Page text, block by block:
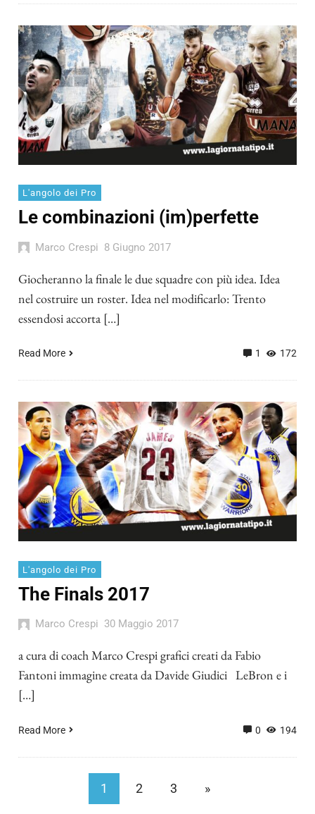
L'angolo dei Pro
Le combinazioni (im)perfette
Marco Crespi 8 Giugno 2017
Giocheranno la finale le due squadre con più idea. Idea
nel costruire un roster. Idea nel modificarlo: Trento
essendosi accorta […]
Read More 1 172
L'angolo dei Pro
The Finals 2017
Marco Crespi 30 Maggio 2017
a cura di coach Marco Crespi grafici creati da Fabio
Fantoni immagine creata da Davide Giudici LeBron e i
[…]
Read More 0 194
1 2 3 »